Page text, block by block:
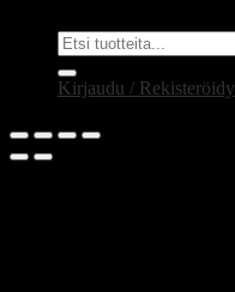
Etsi:
Kirjaudu / Rekisteröidy